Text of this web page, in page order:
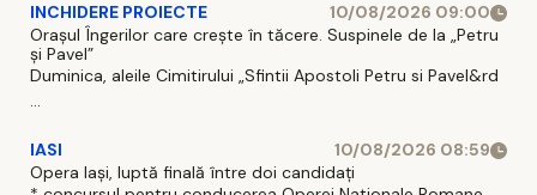
INCHIDERE PROIECTE
10/08/2026 09:00
Orașul Îngerilor care crește în tăcere. Suspinele de la „Petru
și Pavel”
Duminica, aleile Cimitirului „Sfintii Apostoli Petru si Pavel&rd
...
IASI
10/08/2026 08:59
Opera Iași, luptă finală între doi candidați